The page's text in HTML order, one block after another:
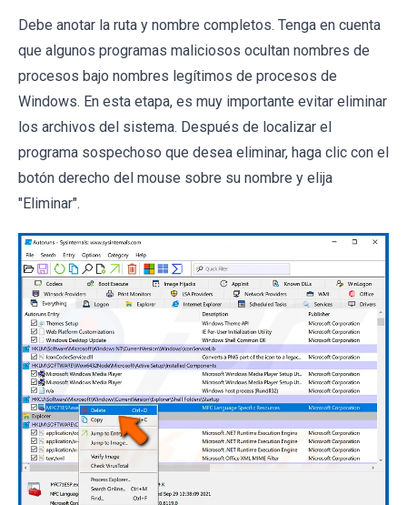
Debe anotar la ruta y nombre completos. Tenga en cuenta
que algunos programas maliciosos ocultan nombres de
procesos bajo nombres legítimos de procesos de
Windows. En esta etapa, es muy importante evitar eliminar
los archivos del sistema. Después de localizar el
programa sospechoso que desea eliminar, haga clic con el
botón derecho del mouse sobre su nombre y elija
"Eliminar".